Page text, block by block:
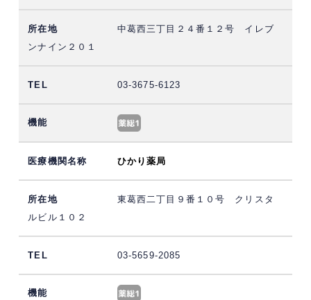
中葛西三丁目２４番１２号 イレブ
ンナイン２０１
03-3675-6123
ひかり薬局
東葛西二丁目９番１０号 クリスタ
ルビル１０２
03-5659-2085